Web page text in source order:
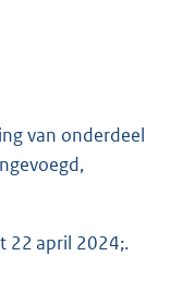
van onderdeel
22 april 2024;.